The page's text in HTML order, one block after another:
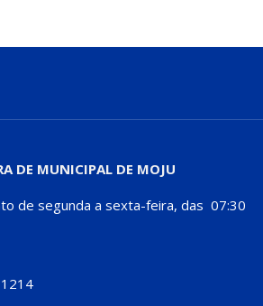
DE MUNICIPAL DE MOJU
de segunda a sexta-feira, das 07:30